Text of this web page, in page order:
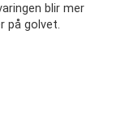
blir mer
på golvet.